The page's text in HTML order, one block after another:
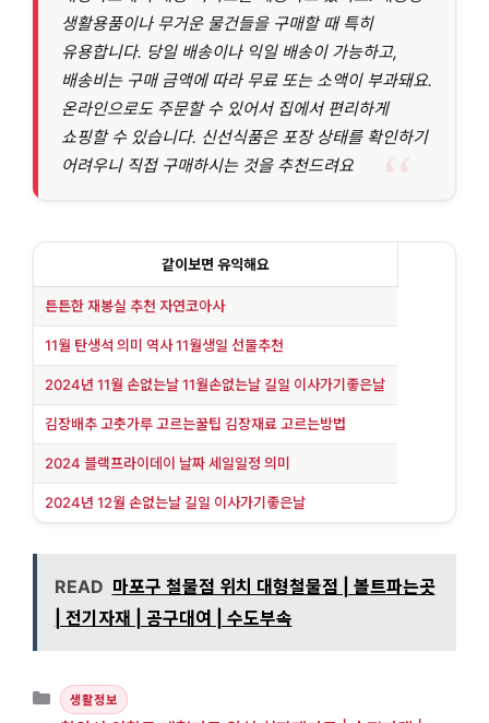
생활용품이나 무거운 물건들을 구매할 때 특히
유용합니다. 당일 배송이나 익일 배송이 가능하고,
배송비는 구매 금액에 따라 무료 또는 소액이 부과돼요.
온라인으로도 주문할 수 있어서 집에서 편리하게
쇼핑할 수 있습니다. 신선식품은 포장 상태를 확인하기
어려우니 직접 구매하시는 것을 추천드려요
같이보면 유익해요
튼튼한 재봉실 추천 자연코아사
11월 탄생석 의미 역사 11월생일 선물추천
2024년 11월 손없는날 11월손없는날 길일 이사가기좋은날
김장배추 고춧가루 고르는꿀팁 김장재료 고르는방법
2024 블랙프라이데이 날짜 세일일정 의미
2024년 12월 손없는날 길일 이사가기좋은날
READ 마포구 철물점 위치 대형철물점 | 볼트파는곳
| 전기자재 | 공구대여 | 수도부속
카테고리
생활정보